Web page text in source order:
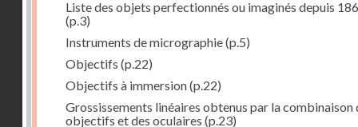
Liste des objets perfectionnés ou imaginés depuis
(p.3)
Instruments de micrographie(p.5)
Objectifs (p.22)
Objectifs à immersion(p.22)
Grossissements linéaires obtenus par la combinaison
objectifs et des oculaires (p.23)